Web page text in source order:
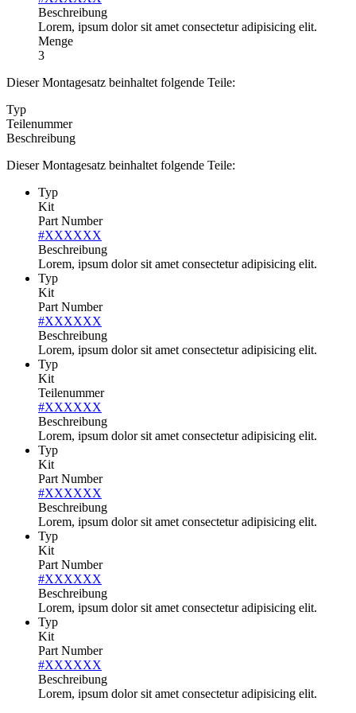
Beschreibung
Lorem, ipsum dolor sit amet consectetur adipisicing elit.
Menge
3
Dieser Montagesatz beinhaltet folgende Teile:
Typ
Teilenummer
Beschreibung
Dieser Montagesatz beinhaltet folgende Teile:
Typ
Kit
Part Number
#XXXXXX
Beschreibung
Lorem, ipsum dolor sit amet consectetur adipisicing elit.
Typ
Kit
Part Number
#XXXXXX
Beschreibung
Lorem, ipsum dolor sit amet consectetur adipisicing elit.
Typ
Kit
Teilenummer
#XXXXXX
Beschreibung
Lorem, ipsum dolor sit amet consectetur adipisicing elit.
Typ
Kit
Part Number
#XXXXXX
Beschreibung
Lorem, ipsum dolor sit amet consectetur adipisicing elit.
Typ
Kit
Part Number
#XXXXXX
Beschreibung
Lorem, ipsum dolor sit amet consectetur adipisicing elit.
Typ
Kit
Part Number
#XXXXXX
Beschreibung
Lorem, ipsum dolor sit amet consectetur adipisicing elit.